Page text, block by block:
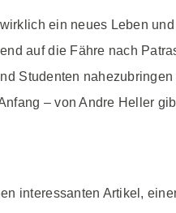
ein neues Leben
auf die Fähre nach
Studenten
– von Andre Heller
interessanten Artikel,